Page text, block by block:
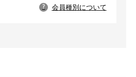
? 会員種別について